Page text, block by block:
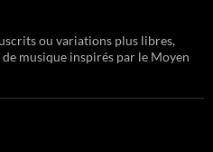
ou variations plus libres,
musique inspirés par le Moyen